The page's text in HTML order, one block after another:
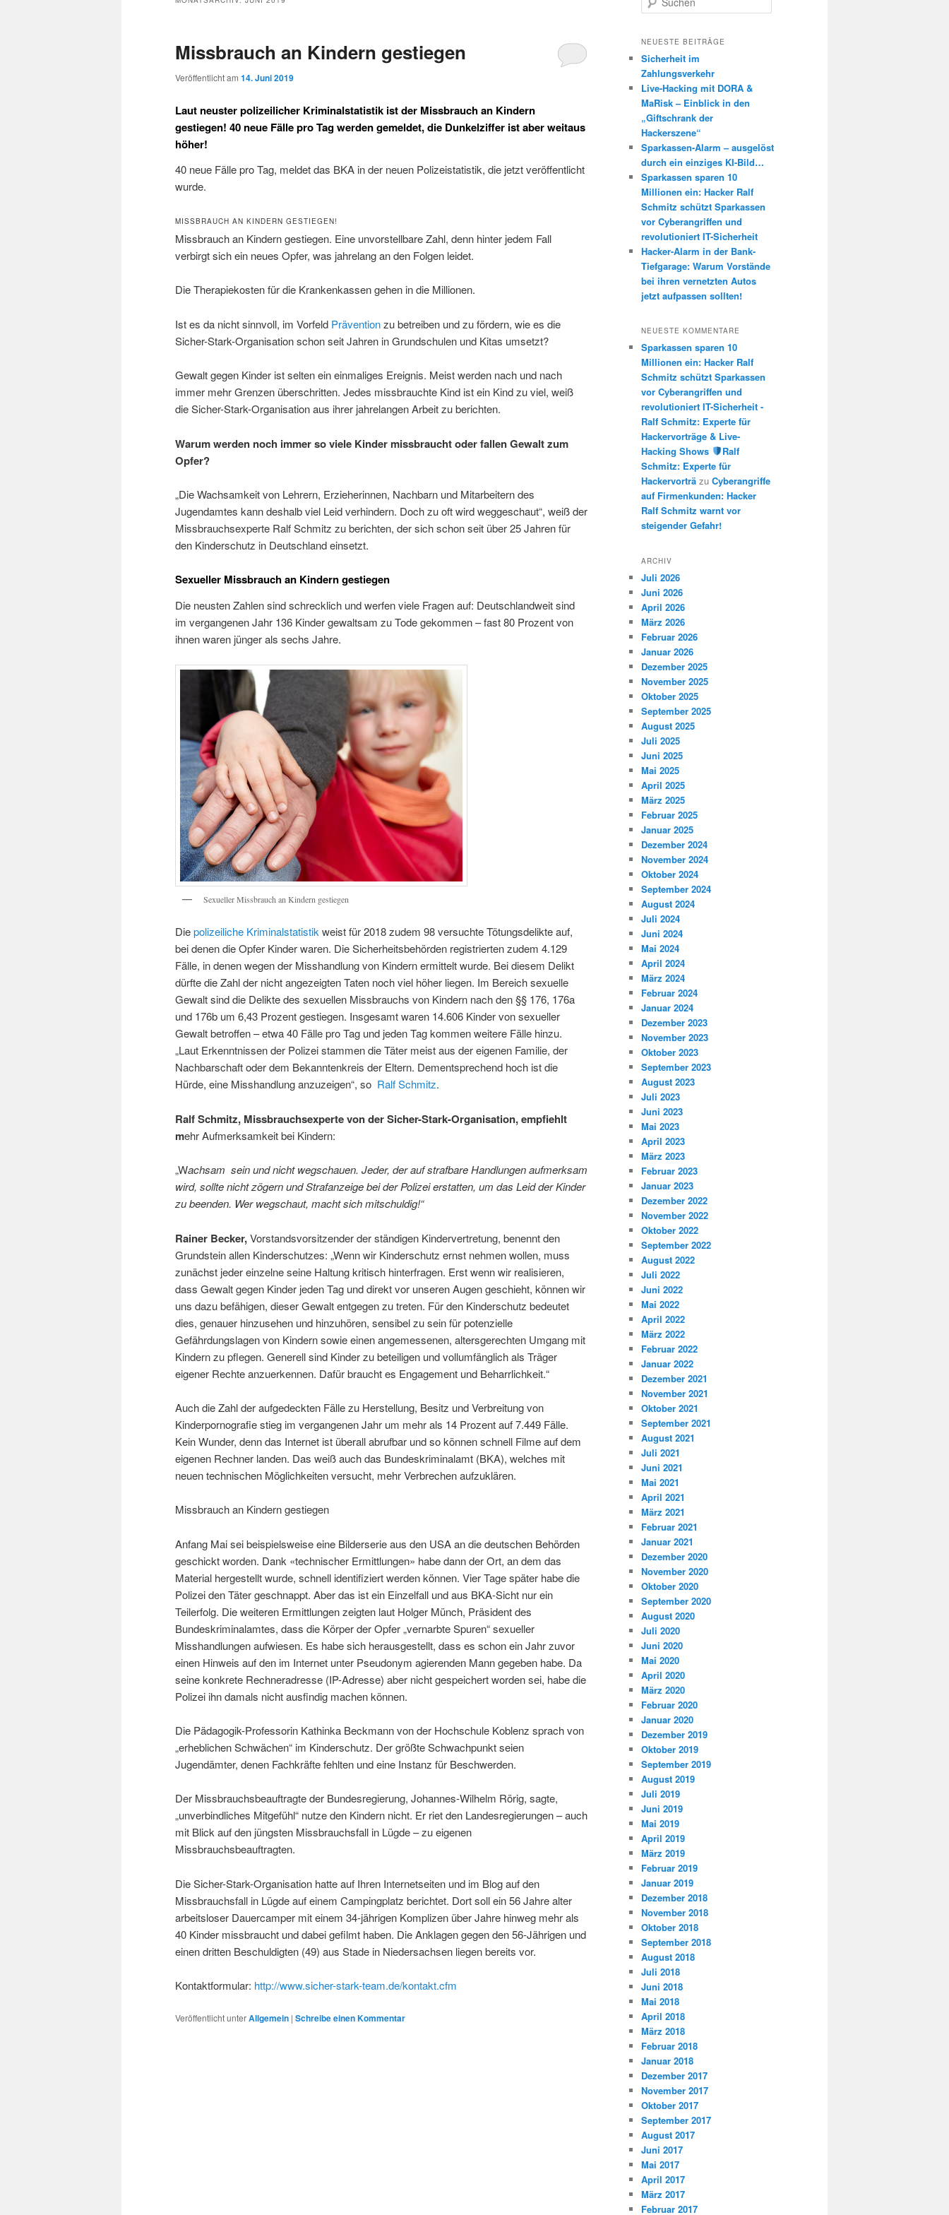
Missbrauch an Kindern gestiegen
Veröffentlicht am 14. Juni 2019
Laut neuster polizeilicher Kriminalstatistik ist der Missbrauch an Kindern
gestiegen! 40 neue Fälle pro Tag werden gemeldet, die Dunkelziffer ist aber weitaus
höher!
40 neue Fälle pro Tag, meldet das BKA in der neuen Polizeistatistik, die jetzt veröffentlicht
wurde.
MISSBRAUCH AN KINDERN GESTIEGEN!
Missbrauch an Kindern gestiegen. Eine unvorstellbare Zahl, denn hinter jedem Fall
verbirgt sich ein neues Opfer, was jahrelang an den Folgen leidet.
Die Therapiekosten für die Krankenkassen gehen in die Millionen.
Ist es da nicht sinnvoll, im Vorfeld Präventionzu betreiben und zu fördern, wie es die
Sicher-Stark-Organisation schon seit Jahren in Grundschulen und Kitas umsetzt?
Gewalt gegen Kinder ist selten ein einmaliges Ereignis. Meist werden nach und nach
immer mehr Grenzen überschritten. Jedes missbrauchte Kind ist ein Kind zu viel, weiß
die Sicher-Stark-Organisation aus ihrer jahrelangen Arbeit zu berichten.
Warum werden noch immer so viele Kinder missbraucht oder fallen Gewalt zum
Opfer?
„Die Wachsamkeit von Lehrern, Erzieherinnen, Nachbarn und Mitarbeitern des
Jugendamtes kann deshalb viel Leid verhindern. Doch zu oft wird weggeschaut“, weiß der
Missbrauchsexperte Ralf Schmitz zu berichten, der sich schon seit über 25 Jahren für
den Kinderschutz in Deutschland einsetzt.
Sexueller Missbrauch an Kindern gestiegen
Die neusten Zahlen sind schrecklich und werfen viele Fragen auf: Deutschlandweit sind
im vergangenen Jahr 136 Kinder gewaltsam zu Tode gekommen – fast 80 Prozent von
ihnen waren jünger als sechs Jahre.
Sexueller Missbrauch an Kindern gestiegen
Diepolizeiliche Kriminalstatistikweist für 2018 zudem 98 versuchte Tötungsdelikte auf,
bei denen die Opfer Kinder waren. Die Sicherheitsbehörden registrierten zudem 4.129
Fälle, in denen wegen der Misshandlung von Kindern ermittelt wurde. Bei diesem Delikt
dürfte die Zahl der nicht angezeigten Taten noch viel höher liegen. Im Bereich sexuelle
Gewalt sind die Delikte des sexuellen Missbrauchs von Kindern nach den §§ 176, 176a
und 176b um 6,43 Prozent gestiegen. Insgesamt waren 14.606 Kinder von sexueller
Gewalt betroffen – etwa 40 Fälle pro Tag und jeden Tag kommen weitere Fälle hinzu.
„Laut Erkenntnissen der Polizei stammen die Täter meist aus der eigenen Familie, der
Nachbarschaft oder dem Bekanntenkreis der Eltern. Dementsprechend hoch ist die
Hürde, eine Misshandlung anzuzeigen“, so Ralf Schmitz.
Ralf Schmitz, Missbrauchsexperte von der Sicher-Stark-Organisation, empfiehlt
mehr Aufmerksamkeit bei Kindern:
„Wachsam sein und nicht wegschauen. Jeder, der auf strafbare Handlungen aufmerksam
wird, sollte nicht zögern und Strafanzeige bei der Polizei erstatten, um das Leid der Kinder
zu beenden. Wer wegschaut, macht sich mitschuldig!“
Rainer Becker,Vorstandsvorsitzender der ständigen Kindervertretung, benennt den
Grundstein allen Kinderschutzes: „Wenn wir Kinderschutz ernst nehmen wollen, muss
zunächst jeder einzelne seine Haltung kritisch hinterfragen. Erst wenn wir realisieren,
dass Gewalt gegen Kinder jeden Tag und direkt vor unseren Augen geschieht, können wir
uns dazu befähigen, dieser Gewalt entgegen zu treten. Für den Kinderschutz bedeutet
dies, genauer hinzusehen und hinzuhören, sensibel zu sein für potenzielle
Gefährdungslagen von Kindern sowie einen angemessenen, altersgerechten Umgang mit
Kindern zu pflegen. Generell sind Kinder zu beteiligen und vollumfänglich als Träger
eigener Rechte anzuerkennen. Dafür braucht es Engagement und Beharrlichkeit.“
Auch die Zahl der aufgedeckten Fälle zu Herstellung, Besitz und Verbreitung von
Kinderpornografie stieg im vergangenen Jahr um mehr als 14 Prozent auf 7.449 Fälle.
Kein Wunder, denn das Internet ist überall abrufbar und so können schnell Filme auf dem
eigenen Rechner landen. Das weiß auch das Bundeskriminalamt (BKA), welches mit
neuen technischen Möglichkeiten versucht, mehr Verbrechen aufzuklären.
Missbrauch an Kindern gestiegen
Anfang Mai sei beispielsweise eine Bilderserie aus den USA an die deutschen Behörden
geschickt worden. Dank «technischer Ermittlungen» habe dann der Ort, an dem das
Material hergestellt wurde, schnell identifiziert werden können. Vier Tage später habe die
Polizei den Täter geschnappt. Aber das ist ein Einzelfall und aus BKA-Sicht nur ein
Teilerfolg. Die weiteren Ermittlungen zeigten laut Holger Münch, Präsident des
Bundeskriminalamtes, dass die Körper der Opfer „vernarbte Spuren“ sexueller
Misshandlungen aufwiesen. Es habe sich herausgestellt, dass es schon ein Jahr zuvor
einen Hinweis auf den im Internet unter Pseudonym agierenden Mann gegeben habe. Da
seine konkrete Rechneradresse (IP-Adresse) aber nicht gespeichert worden sei, habe die
Polizei ihn damals nicht ausfindig machen können.
Die Pädagogik-Professorin Kathinka Beckmann von der Hochschule Koblenz sprach von
„erheblichen Schwächen“ im Kinderschutz. Der größte Schwachpunkt seien
Jugendämter, denen Fachkräfte fehlten und eine Instanz für Beschwerden.
Der Missbrauchsbeauftragte der Bundesregierung, Johannes-Wilhelm Rörig, sagte,
„unverbindliches Mitgefühl“ nutze den Kindern nicht. Er riet den Landesregierungen – auch
mit Blick auf den jüngsten Missbrauchsfall in Lügde – zu eigenen
Missbrauchsbeauftragten.
Die Sicher-Stark-Organisation hatte auf Ihren Internetseiten und im Blog auf den
Missbrauchsfall in Lügde auf einem Campingplatz berichtet. Dort soll ein 56 Jahre alter
arbeitsloser Dauercamper mit einem 34-jährigen Komplizen über Jahre hinweg mehr als
40 Kinder missbraucht und dabei gefilmt haben. Die Anklagen gegen den 56-Jährigen und
einen dritten Beschuldigten (49) aus Stade in Niedersachsen liegen bereits vor.
Kontaktformular: http://www.sicher-stark-team.de/kontakt.cfm
Veröffentlicht unterAllgemein | Schreibe einen Kommentar
u
h
n
NEUESTE BEITRÄGE
Sicherheit im
Zahlungsverkehr
Live-Hacking mit DORA &
MaRisk – Einblick in den
„Giftschrank der
Hackerszene“
Sparkassen-Alarm – ausgelöst
durch ein einziges KI-Bild…
Sparkassen sparen 10
Millionen ein: Hacker Ralf
Schmitz schützt Sparkassen
vor Cyberangriffen und
revolutioniert IT-Sicherheit
Hacker-Alarm in der Bank-
Tiefgarage: Warum Vorstände
bei ihren vernetzten Autos
jetzt aufpassen sollten!
NEUESTE KOMMENTARE
Sparkassen sparen 10
Millionen ein: Hacker Ralf
Schmitz schützt Sparkassen
vor Cyberangriffen und
revolutioniert IT-Sicherheit -
Ralf Schmitz: Experte für
Hackervorträge & Live-
Hacking Shows
Ralf
Schmitz: Experte für
Hackervorträ zu Cyberangriffe
auf Firmenkunden: Hacker
Ralf Schmitz warnt vor
steigender Gefahr!
ARCHIV
Juli 2026
Juni 2026
April 2026
März 2026
Februar 2026
Januar 2026
Dezember 2025
November 2025
Oktober 2025
September 2025
August 2025
Juli 2025
Juni 2025
Mai 2025
April 2025
März 2025
Februar 2025
Januar 2025
Dezember 2024
November 2024
Oktober 2024
September 2024
August 2024
Juli 2024
Juni 2024
Mai 2024
April 2024
März 2024
Februar 2024
Januar 2024
Dezember 2023
November 2023
Oktober 2023
September 2023
August 2023
Juli 2023
Juni 2023
Mai 2023
April 2023
März 2023
Februar 2023
Januar 2023
Dezember 2022
November 2022
Oktober 2022
September 2022
August 2022
Juli 2022
Juni 2022
Mai 2022
April 2022
März 2022
Februar 2022
Januar 2022
Dezember 2021
November 2021
Oktober 2021
September 2021
August 2021
Juli 2021
Juni 2021
Mai 2021
April 2021
März 2021
Februar 2021
Januar 2021
Dezember 2020
November 2020
Oktober 2020
September 2020
August 2020
Juli 2020
Juni 2020
Mai 2020
April 2020
März 2020
Februar 2020
Januar 2020
Dezember 2019
Oktober 2019
September 2019
August 2019
Juli 2019
Juni 2019
Mai 2019
April 2019
März 2019
Februar 2019
Januar 2019
Dezember 2018
November 2018
Oktober 2018
September 2018
August 2018
Juli 2018
Juni 2018
Mai 2018
April 2018
März 2018
Februar 2018
Januar 2018
Dezember 2017
November 2017
Oktober 2017
September 2017
August 2017
Juni 2017
Mai 2017
April 2017
März 2017
Februar 2017